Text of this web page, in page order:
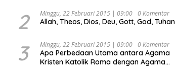
Djojohadikusumo Anti Penjajahan
(Pergolakan Ekonomi Politik Indonesia) &
Undang Perekonomian Nasional dan
Kesejahteraan Sosial dalam Menata
Bangsa Menuju Indonesia Emas 2045”,
2 Minggu, 22 Februari 2015 | 09:00 0 Komentar
Allah, Theos, Dios, Deu, Gott, God, Tuhan
3 Minggu, 22 Februari 2015 | 09:00 0 Komentar
Apa Perbedaan Utama antara Agama
Kristen Katolik Roma dengan Agama